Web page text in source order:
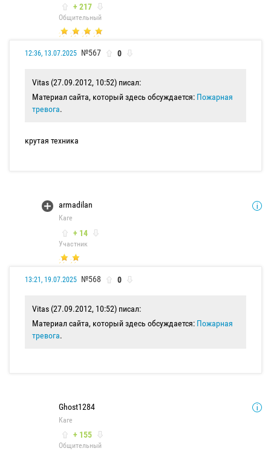
+ 217
Общительный
12:36, 13.07.2025 №567 0
Vitas (27.09.2012, 10:52) писал:
Материал сайта, который здесь обсуждается: Пожарная
тревога.
крутая техника
armadilan
Каге
+ 14
Участник
13:21, 19.07.2025 №568 0
Vitas (27.09.2012, 10:52) писал:
Материал сайта, который здесь обсуждается: Пожарная
тревога.
Ghost1284
Каге
+ 155
Общительный